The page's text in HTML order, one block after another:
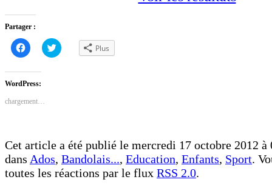
Partager :
Cliquez
pour
partager
Facebook(ouvre
dans
une
fenêtre)
Cliquez
pour Plus
WordPress:
chargement…
Cet article a été publié le mercredi 17 octobre 2012 à
dans Ados, Bandolais..., Education, Enfants, Sport.
toutes les réactions par le flux RSS 2.0.